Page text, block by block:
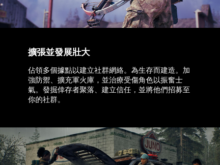
擴張並發展壯大​
佔領多個據點以建立社群網絡。為生存而建造。加
強防禦、擴充軍火庫，並治療受傷角色以振奮士
氣。發掘倖存者聚落、建立信任，並將他們招募至
你的社群。